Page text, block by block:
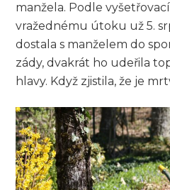
manžela. Podle
vražednému útoku už 5.
dostala s manželem do
zády, dvakrát ho udeřila
hlavy. Když zjistila, že je